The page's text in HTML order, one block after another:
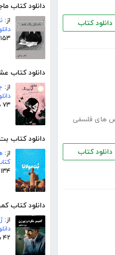
دانلود کتاب
از:
۱۵۳ صفحه
دانلود کتاب
از:
۷۳ صفحه
دانلود کتاب بت
از:
۱۳۴ صفحه
دانلود کتاب
از:
۴۲ صفحه
دانلود کتاب
های فلسفی
دانلود کتاب